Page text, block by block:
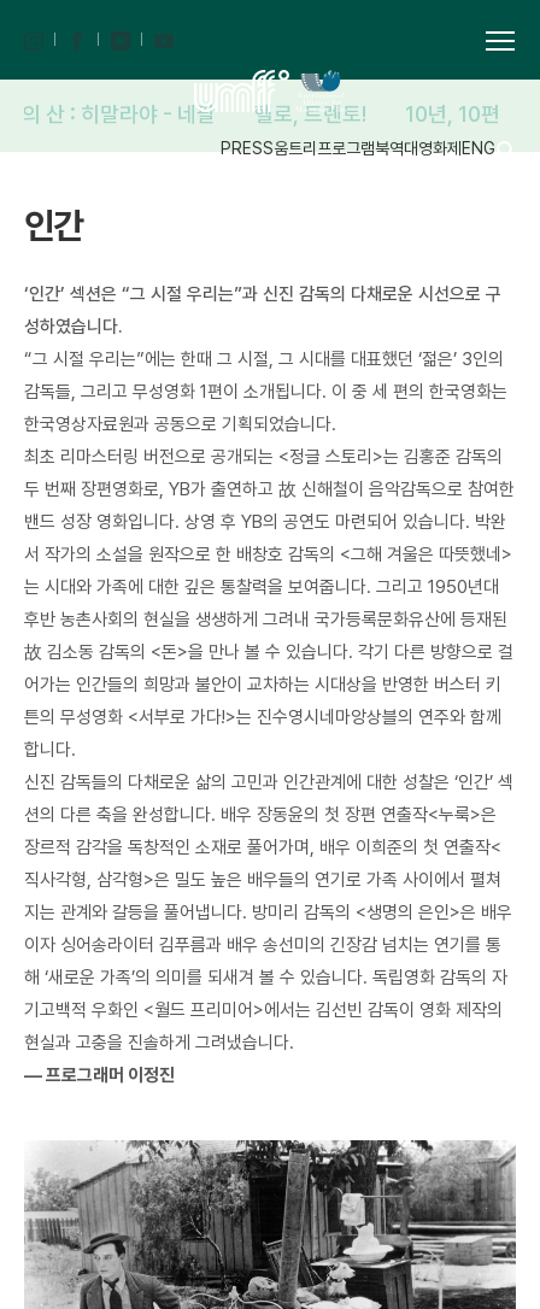
PRESS움트리프로그램북역대영화제ENG
의 산 : 히말라야 - 네팔 헬로, 트렌토! 10년, 10편
인간
‘인간’ 섹션은 “그 시절 우리는”과 신진 감독의 다채로운 시선으로 구
성하였습니다.
“그 시절 우리는”에는 한때 그 시절, 그 시대를 대표했던 ‘젊은’ 3인의
감독들, 그리고 무성영화 1편이 소개됩니다. 이 중 세 편의 한국영화는
한국영상자료원과 공동으로 기획되었습니다.
최초 리마스터링 버전으로 공개되는 <정글 스토리>는 김홍준 감독의
두 번째 장편영화로, YB가 출연하고 故 신해철이 음악감독으로 참여한
밴드 성장 영화입니다. 상영 후 YB의 공연도 마련되어 있습니다. 박완
서 작가의 소설을 원작으로 한 배창호 감독의 <그해 겨울은 따뜻했네>
는 시대와 가족에 대한 깊은 통찰력을 보여줍니다. 그리고 1950년대
후반 농촌사회의 현실을 생생하게 그려내 국가등록문화유산에 등재된
故 김소동 감독의 <돈>을 만나 볼 수 있습니다. 각기 다른 방향으로 걸
어가는 인간들의 희망과 불안이 교차하는 시대상을 반영한 버스터 키
튼의 무성영화 <서부로 가다!>는 진수영시네마앙상블의 연주와 함께
합니다.
신진 감독들의 다채로운 삶의 고민과 인간관계에 대한 성찰은 ‘인간’ 섹
션의 다른 축을 완성합니다. 배우 장동윤의 첫 장편 연출작<누룩>은
장르적 감각을 독창적인 소재로 풀어가며, 배우 이희준의 첫 연출작<
직사각형, 삼각형>은 밀도 높은 배우들의 연기로 가족 사이에서 펼쳐
지는 관계와 갈등을 풀어냅니다. 방미리 감독의 <생명의 은인>은 배우
이자 싱어송라이터 김푸름과 배우 송선미의 긴장감 넘치는 연기를 통
해 ‘새로운 가족’의 의미를 되새겨 볼 수 있습니다. 독립영화 감독의 자
기고백적 우화인 <월드 프리미어>에서는 김선빈 감독이 영화 제작의
현실과 고충을 진솔하게 그려냈습니다.
― 프로그래머 이정진